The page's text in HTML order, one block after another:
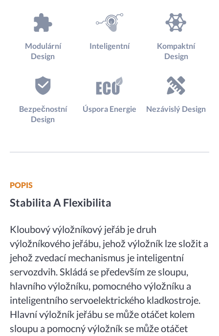
Modulární
Design
Inteligentní
Kompaktní
Design
Bezpečnostní
Design
Úspora Energie Nezávislý Design
POPIS
Stabilita A Flexibilita
Kloubový výložníkový jeřáb je druh
výložníkového jeřábu, jehož výložník lze složit a
jehož zvedací mechanismus je inteligentní
servozdvih. Skládá se především ze sloupu,
hlavního výložníku, pomocného výložníku a
inteligentního servoelektrického kladkostroje.
Hlavní výložník jeřábu se může otáčet kolem
sloupu a pomocný výložník se může otáčet